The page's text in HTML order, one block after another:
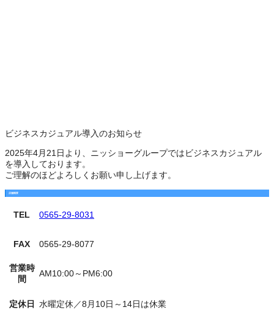
ビジネスカジュアル導入のお知らせ
2025年4月21日より、ニッショーグループではビジネスカジュアル
を導入しております。
ご理解のほどよろしくお願い申し上げます。
店舗概要
TEL 0565-29-8031
FAX 0565-29-8077
営業時
間
AM10:00～PM6:00
定休日 水曜定休／8月10日～14日は休業